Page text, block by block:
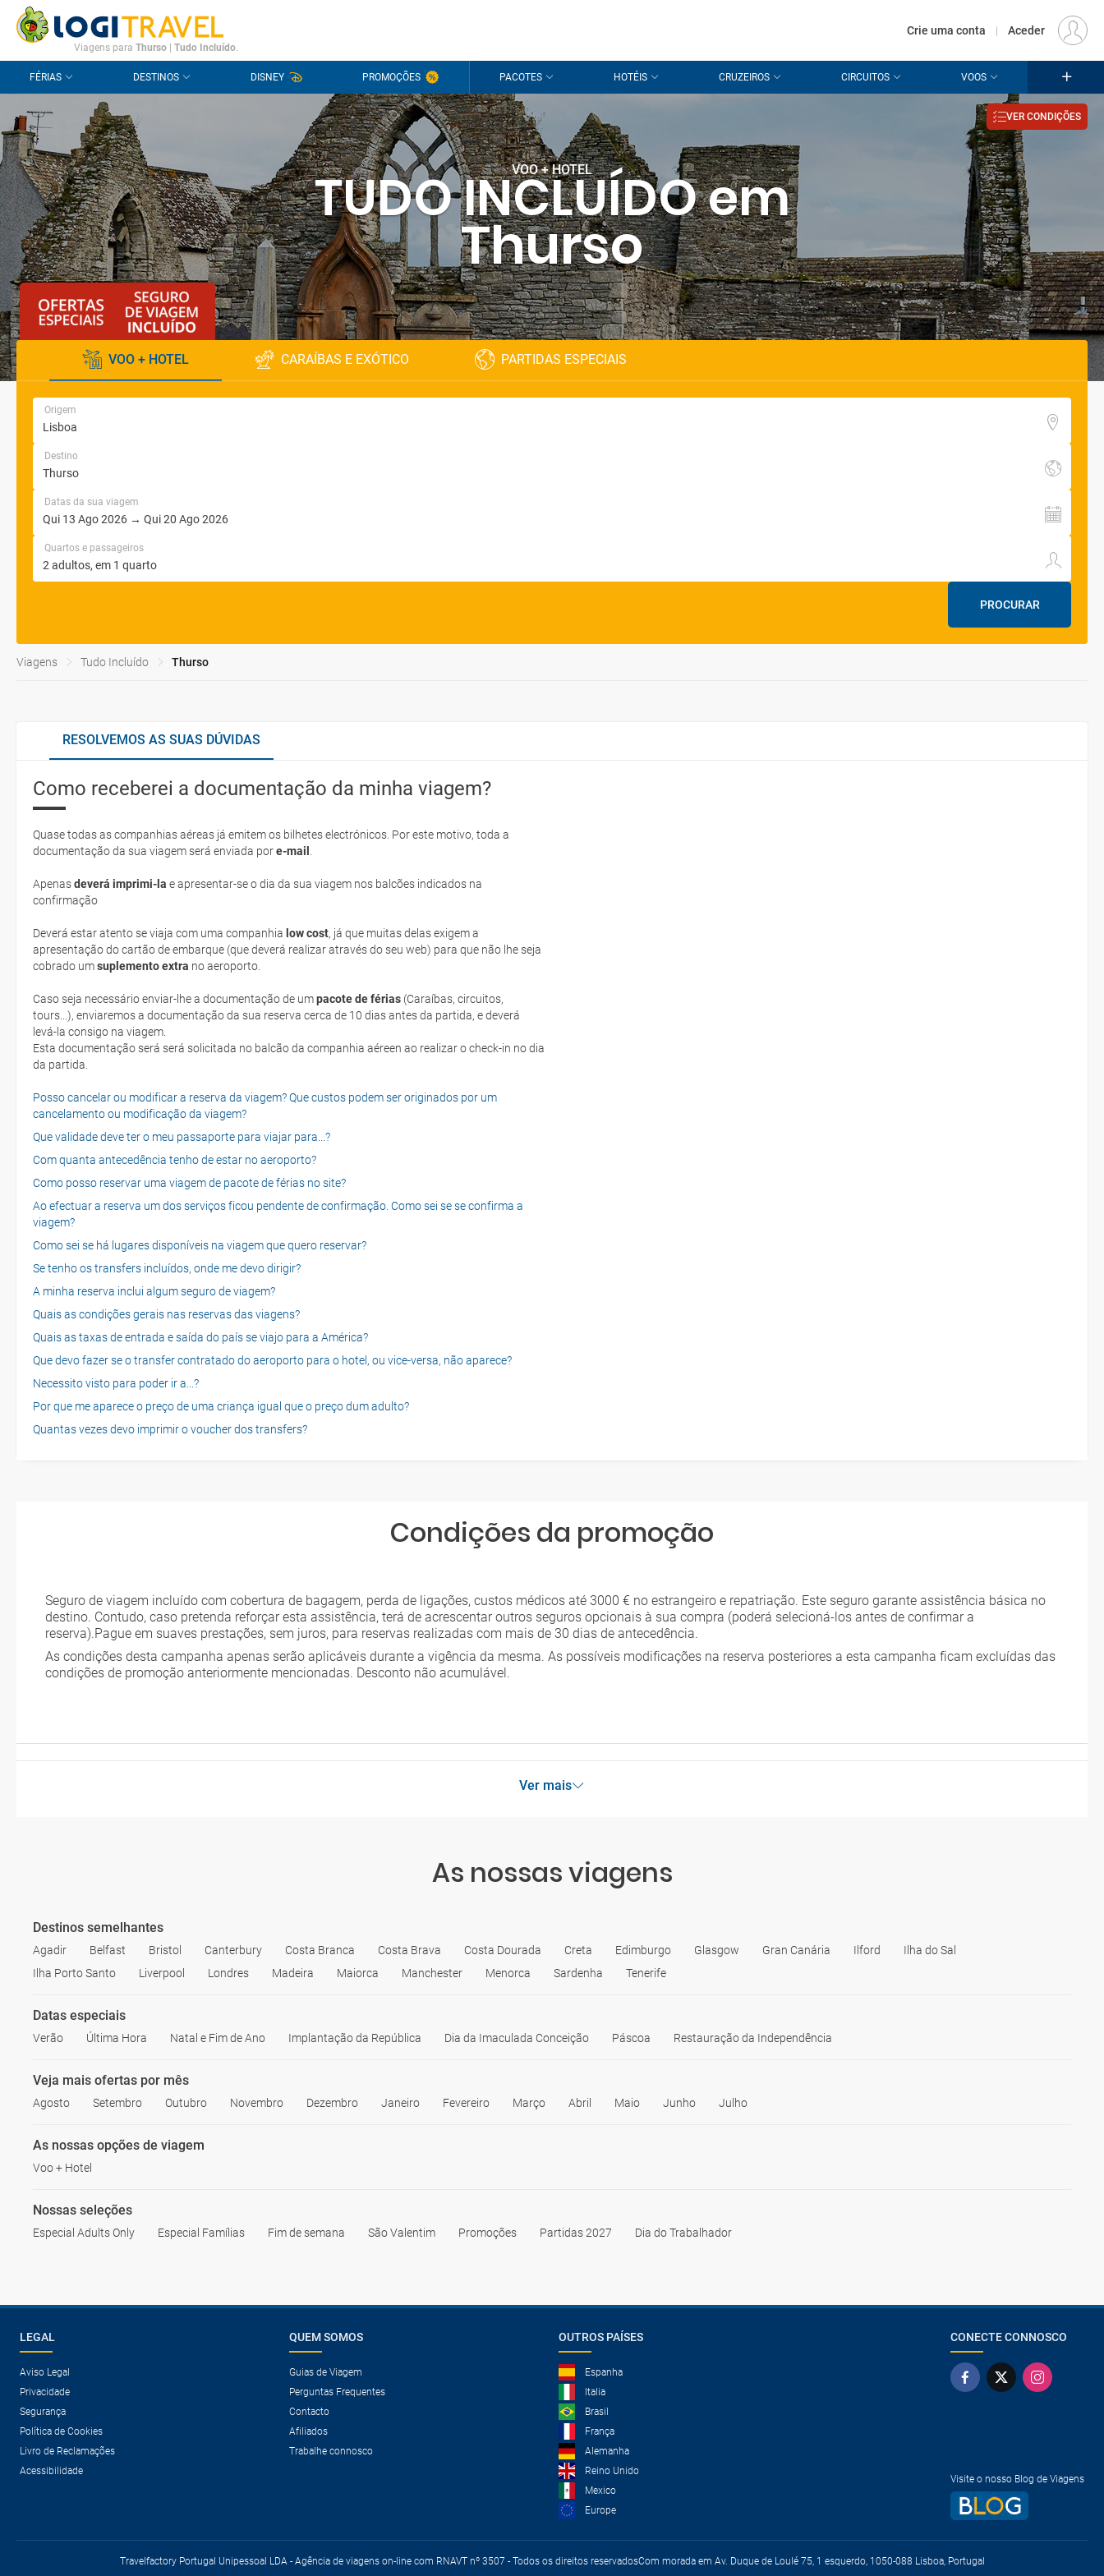
CONTACTO PERGUNTAS FREQUENTES EUR
Viagens para Thurso Tudo Incluído.
Crie uma conta | Aceder
FÉRIAS DESTINOS DISNEY PROMOÇÕES PACOTES HOTÉIS CRUZEIROS CIRCUITOS VOOS
VOO + HOTEL
TUDO INCLUÍDO em
Thurso
VER CONDIÇÕES
VOO + HOTEL CARAÍBAS E EXÓTICO PARTIDAS ESPECIAIS
Origem
Destino
Datas da sua viagem
Quartos e passageiros
PROCURAR
Viagens Tudo Incluído Thurso
RESOLVEMOS AS SUAS DÚVIDAS
Como receberei a documentação da minha viagem?
Quase todas as companhias aéreas já emitem os bilhetes electrónicos. Por este motivo, toda a
documentação da sua viagem será enviada pore-mail
Apenasdeverá imprimi-la e apresentar-se o dia da sua viagem nos balcões indicados na
confirmação
Deverá estar atento se viaja com uma companhia low cost, já que muitas delas exigem a
apresentação do cartão de embarque (que deverá realizar através do seu web) para que não lhe seja
cobrado umsuplemento extra no aeroporto.
Caso seja necessário enviar-lhe a documentação de umpacote de férias (Caraíbas, circuitos,
tours...), enviaremos a documentação da sua reserva cerca de 10 dias antes da partida, e deverá
levá-la consigo na viagem.
Esta documentação será será solicitada no balcão da companhia aéreen ao realizar o check-in no dia
da partida.
Posso cancelar ou modificar a reserva da viagem? Que custos podem ser originados por um
cancelamento ou modificação da viagem?
Que validade deve ter o meu passaporte para viajar para...?
Com quanta antecedência tenho de estar no aeroporto?
Como posso reservar uma viagem de pacote de férias no site?
Ao efectuar a reserva um dos serviços ficou pendente de confirmação. Como sei se se confirma a
viagem?
Como sei se há lugares disponíveis na viagem que quero reservar?
Se tenho os transfers incluídos, onde me devo dirigir?
A minha reserva inclui algum seguro de viagem?
Quais as condições gerais nas reservas das viagens?
Quais as taxas de entrada e saída do país se viajo para a América?
Que devo fazer se o transfer contratado do aeroporto para o hotel, ou vice-versa, não aparece?
Necessito visto para poder ir a...?
Por que me aparece o preço de uma criança igual que o preço dum adulto?
Quantas vezes devo imprimir o voucher dos transfers?
Condições da promoção
Seguro de viagem incluído com cobertura de bagagem, perda de ligações, custos médicos até 3000 € no estrangeiro e repatriação. Este seguro garante assistência básica no
destino. Contudo, caso pretenda reforçar esta assistência, terá de acrescentar outros seguros opcionais à sua compra (poderá selecioná-los antes de confirmar a
reserva).Pague em suaves prestações, sem juros, para reservas realizadas com mais de 30 dias de antecedência.
As condições desta campanha apenas serão aplicáveis durante a vigência da mesma. As possíveis modificações na reserva posteriores a esta campanha ficam excluídas das
condições de promoção anteriormente mencionadas. Desconto não acumulável.
Ver mais
As nossas viagens
Destinos semelhantes
Agadir Belfast Bristol Canterbury Costa Branca Costa Brava Costa Dourada Creta Edimburgo Glasgow Gran Canária Ilford
Ilha do Sal
Ilha Porto Santo
Liverpool Londres Madeira Maiorca Manchester Menorca Sardenha Tenerife
Datas especiais
Verão Última Hora Natal e Fim de Ano Implantação da República Dia da Imaculada Conceição Páscoa Restauração da Independência
Veja mais ofertas por mês
Agosto Setembro Outubro Novembro Dezembro Janeiro Fevereiro Março Abril Maio Junho Julho
As nossas opções de viagem
Voo + Hotel
Nossas seleções
Especial Adults Only Especial Famílias Fim de semana São Valentim Promoções Partidas 2027 Dia do Trabalhador
LEGAL
Aviso Legal
Privacidade
Segurança
Política de Cookies
Livro de Reclamações
Acessibilidade
QUEM SOMOS
Guias de Viagem
Perguntas Frequentes
Contacto
Afiliados
Trabalhe connosco
OUTROS PAÍSES
Espanha
Italia
Brasil
França
Alemanha
Reino Unido
Mexico
Europe
CONECTE CONNOSCO
Visite o nosso Blog de Viagens
Travelfactory Portugal Unipessoal LDA - Agência de viagens on-line com RNAVT nº 3507 - Todos os direitos reservadosCom morada em Av. Duque de Loulé 75, 1 esquerdo, 1050-088 Lisboa, Portugal